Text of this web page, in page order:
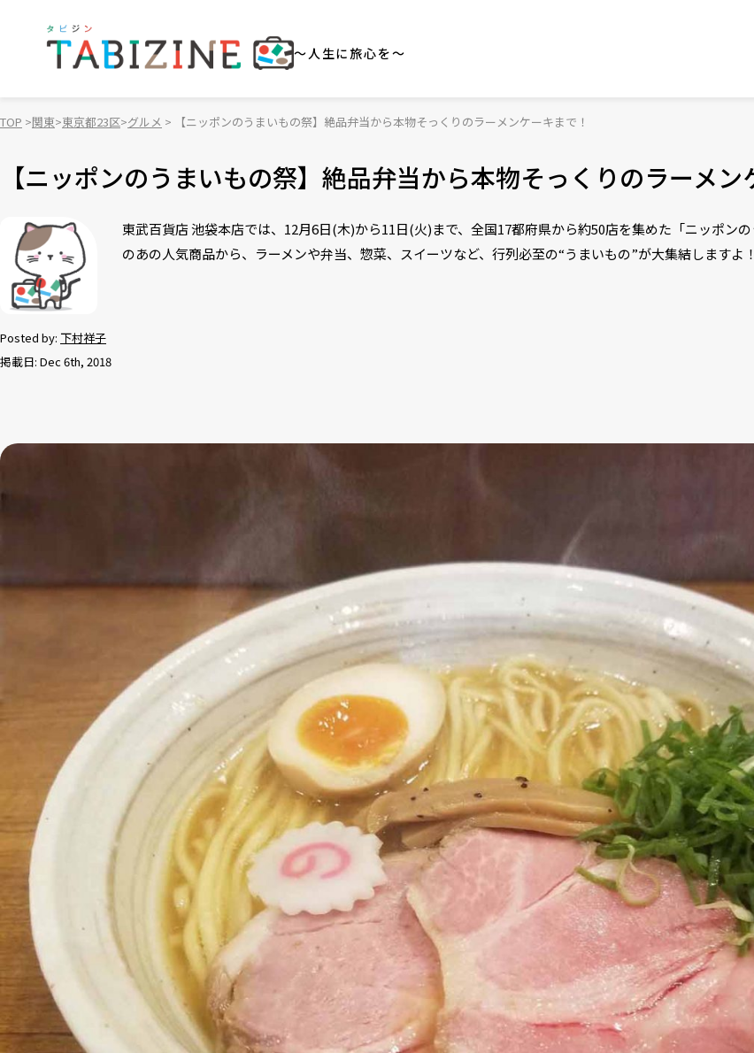
～人生に旅心を～
TOP 関東 東京都23区 グルメ 【ニッポンのうまいもの祭】絶品弁当から本物そっくりのラーメンケーキまで！
【ニッポンのうまいもの祭】絶品弁当から本物そっくりのラーメン
Posted by: 下村祥子
掲載日: Dec 6th, 2018
東武百貨店 池袋本店では、12月6日(木)から11日(火)まで、全国17都府県から約50店を集めた「ニッポン
のあの人気商品から、ラーメンや弁当、惣菜、スイーツなど、行列必至の“うまいもの”が大集結しますよ！